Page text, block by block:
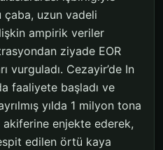
çaba, uzun vadeli
ampirik veriler
ziyade EOR
vurguladı. Cezayir’de In
faaliyete başladı ve
yılda 1 milyon tona
akiferine enjekte ederek,
edilen örtü kaya